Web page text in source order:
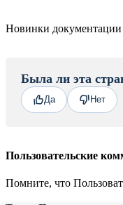
Новинки документации
Была ли эта
Да Нет
Пользовательские
Помните, что